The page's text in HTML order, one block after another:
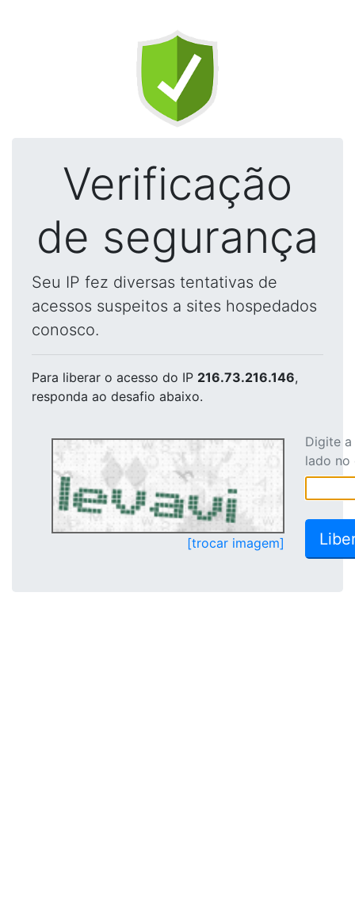
Verificação
de segurança
Seu IP fez diversas tentativas de
acessos suspeitos a sites hospedados
conosco.
Para liberar o acesso do IP 216.73.216.146,
responda ao desafio abaixo.
[trocar imagem]
Digite
lado no